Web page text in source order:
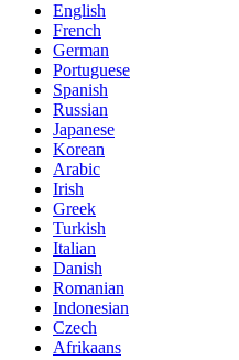
English
French
German
Portuguese
Spanish
Russian
Japanese
Korean
Arabic
Irish
Greek
Turkish
Italian
Danish
Romanian
Indonesian
Czech
Afrikaans